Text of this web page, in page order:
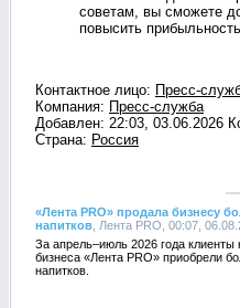
советам, вы сможете
повысить
Контактное лицо: Пресс-
Компания: Пресс-служба
Добавлен: 22:03, 03.06.2026
Страна: Россия
«Лента PRO» продала бизнесу
напитков , Лента PRO, 00:07,
За апрель–июль 2026 года клиенты
бизнеса «Лента PRO» приобрели
напитков.